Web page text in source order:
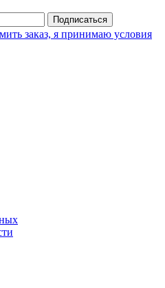
Подписаться
заказ, я принимаю условия